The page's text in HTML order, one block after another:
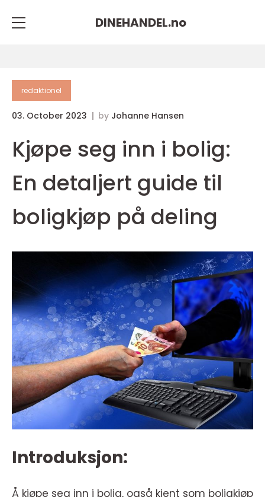
DINEHANDEL.no
redaktionel
03. October 2023 by Johanne Hansen
Kjøpe seg inn i bolig:
En detaljert guide til
boligkjøp på deling
Introduksjon:
Å kjøpe seg inn i bolig, også kjent som boligkjøp